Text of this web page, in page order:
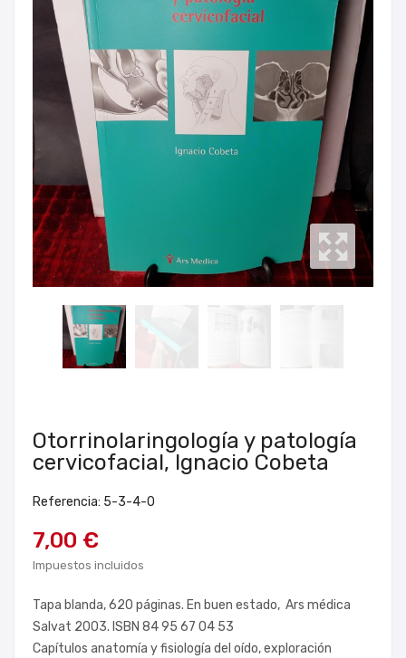
Otorrinolaringología y patología
cervicofacial, Ignacio Cobeta
Referencia: 5-3-4-0
7,00 €
Impuestos incluidos
Tapa blanda, 620 páginas. En buen estado, Ars médica
Salvat 2003. ISBN 84 95 67 04 53
Capítulos anatomía y fisiología del oído, exploración